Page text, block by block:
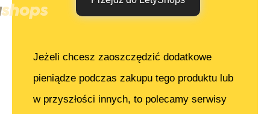
Jeżeli chcesz zaoszczędzić dodatkowe
pieniądze podczas zakupu tego produktu lub
w przyszłości innych, to polecamy serwisy